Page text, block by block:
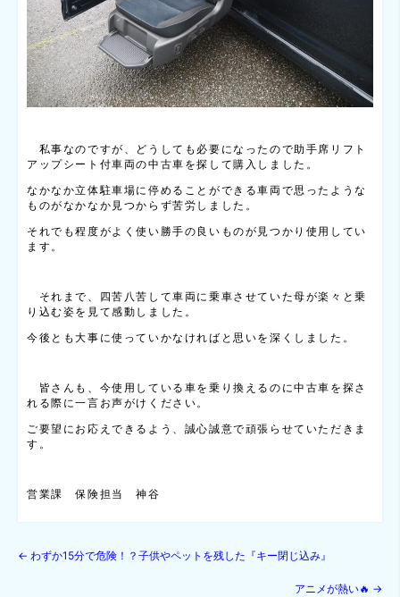
私事なのですが、どうしても必要になったので助手席リフト
アップシート付車両の中古車を探して購入しました。
なかなか立体駐車場に停めることができる車両で思ったような
ものがなかなか見つからず苦労しました。
それでも程度がよく使い勝手の良いものが見つかり使用してい
ます。
それまで、四苦八苦して車両に乗車させていた母が楽々と乗
り込む姿を見て感動しました。
今後とも大事に使っていかなければと思いを深くしました。
皆さんも、今使用している車を乗り換えるのに中古車を探さ
れる際に一言お声がけください。
ご要望にお応えできるよう、誠心誠意で頑張らせていただきま
す。
営業課 保険担当 神谷
← わずか15分で危険！？子供やペットを残した『キー閉じ込み』
アニメが熱い🔥 →